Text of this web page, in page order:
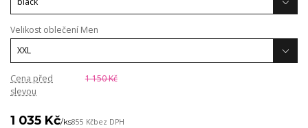
Velikost oblečení Men
Cena před
slevou
1 150 Kč
1 035 Kč/ks855 Kčbez DPH